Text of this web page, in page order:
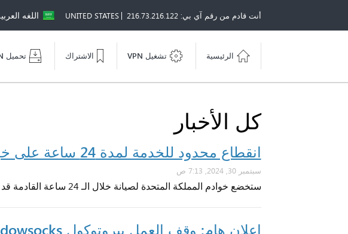
أنت قادم من رقم آي بي: 216.73.216.122 UNITED STATES اللغه
الرئيسية تشغيل VPN الاشتراك تحميل VPN
كل الأخبار
انقطاع محدود للخدمة لمدة 24 ساعة على خوادم المملكة المتحدة
سبتمبر 30, 2024, 7:13 ص
ستخضع خوادم المملكة المتحدة لصيانة خلال الـ 24 ساعة القادمة قد تؤدي إلي انقطاع محدود للخدمة لبعض المستخدمين.
إعلان هام: وقف العمل ببروتوكول Shadowsocks على شبكة خوادمنا